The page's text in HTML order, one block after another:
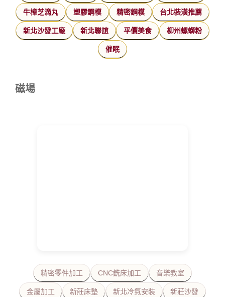
牛樟芝滴丸 塑膠鋼模 精密鋼模 台北裝潢推薦
新北沙發工廠 新北聯誼 平價美食 柳州螺螄粉
催眠
磁場
精密零件加工 CNC銑床加工 音樂教室
金屬加工 新莊床墊 新北冷氣安裝 新莊沙發